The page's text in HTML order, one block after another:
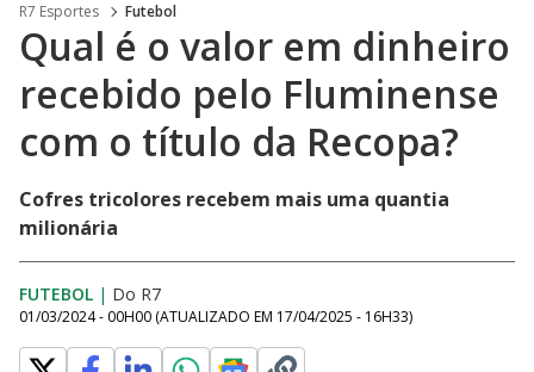
R7 Esportes Futebol
Qual é o valor em dinheiro
recebido pelo Fluminense
com o título da Recopa?
Cofres tricolores recebem mais uma quantia
milionária
FUTEBOL | Do R7
01/03/2024 - 00H00 (ATUALIZADO EM 17/04/2025 - 16H33)